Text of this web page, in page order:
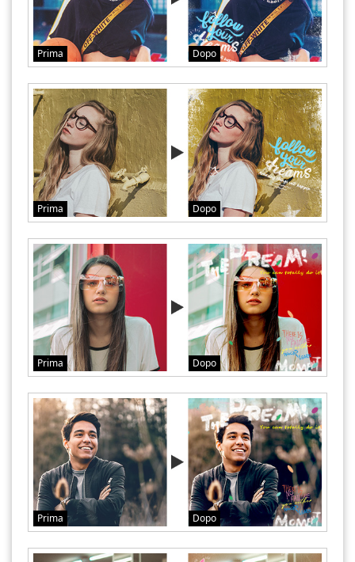
Prima Dopo
Prima Dopo
Prima Dopo
Prima Dopo